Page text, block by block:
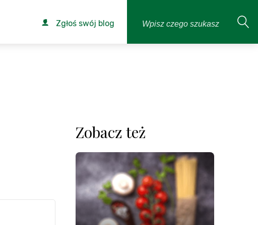
Zgłoś swój blog
Zobacz też